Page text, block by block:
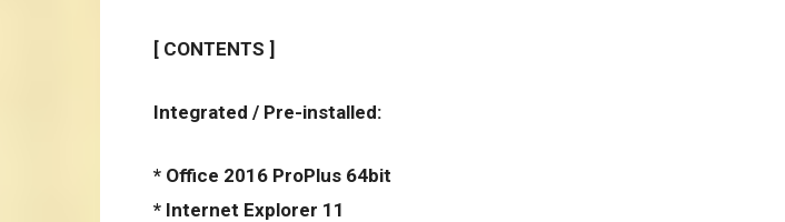
[ CONTENTS ]
Integrated / Pre-installed:
* Office 2016 ProPlus 64bit
* Internet Explorer 11